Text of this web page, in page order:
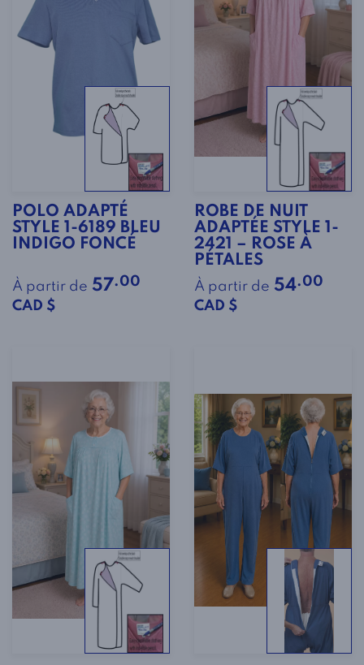
POLO ADAPTÉ
STYLE 1-6189 BLEU
INDIGO FONCÉ
À partir de 57.00
CAD $
ROBE DE NUIT
ADAPTÉE STYLE 1-
2421 – ROSE À
PÉTALES
À partir de 54.00
CAD $